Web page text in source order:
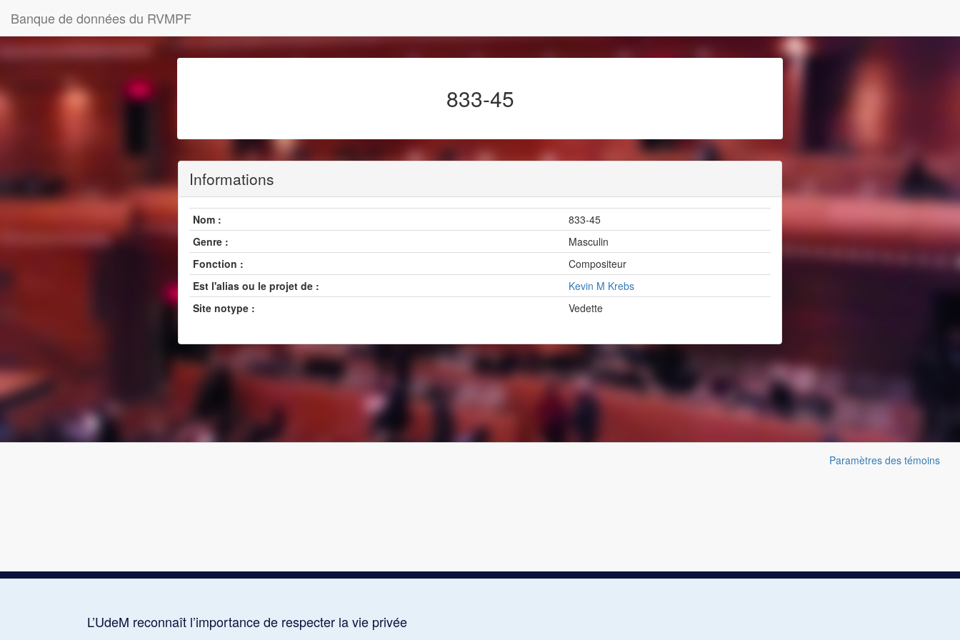
Banque de données du RVMPF
833-45
Informations
Nom :
833-45
Genre :
Masculin
Fonction :
Compositeur
Est l'alias ou le projet de :
Kevin M Krebs
Site notype :
Vedette
Paramètres des témoins
L’UdeM reconnaît l’importance de respecter la vie privée